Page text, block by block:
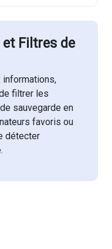
Filtres de
informations,
filtrer les
sauvegarde en
favoris ou
détecter